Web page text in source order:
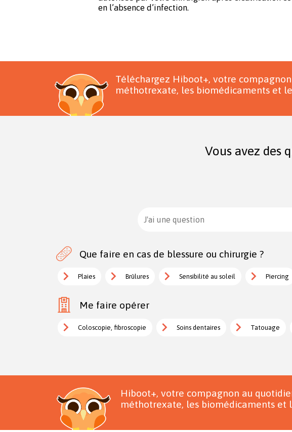
en l’absence d’infection.
Téléchargez Hiboot+, votre
méthotrexate, les biomédicaments et
Vous avez des
J'ai une question
Que faire en cas de blessure ou chirurgie ?
Plaies Brûlures Sensibilité au soleil Piercing
Me faire opérer
Coloscopie, fibroscopie Soins dentaires Tatouage
Hiboot+, votre compagnon au
méthotrexate, les biomédicaments et